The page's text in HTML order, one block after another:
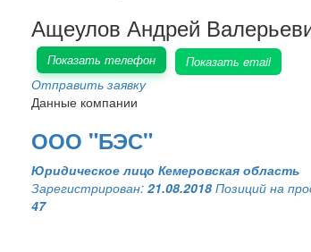
Ащеулов Андрей
Показать телефон Показать email
Отправить заявку
Данные компании
ООО "БЭС"
Юридическое лицо Кемеровская область
Зарегистрирован: 21.08.2018 Позиций на
47